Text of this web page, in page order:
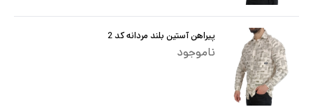
پیراهن آستین بلند مردانه کد 2
ناموجود